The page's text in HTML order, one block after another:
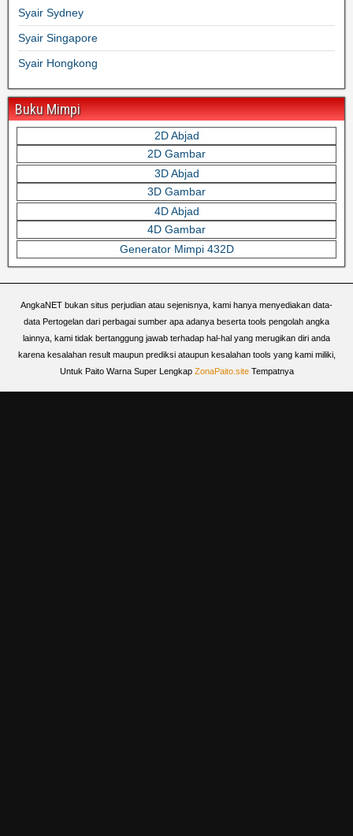
Syair Sydney
Syair Singapore
Syair Hongkong
Buku Mimpi
2D Abjad
2D Gambar
3D Abjad
3D Gambar
4D Abjad
4D Gambar
Generator Mimpi 432D
AngkaNET bukan situs perjudian atau sejenisnya, kami hanya menyediakan data-
data Pertogelan dari perbagai sumber apa adanya beserta tools pengolah angka
lainnya, kami tidak bertanggung jawab terhadap hal-hal yang merugikan diri anda
karena kesalahan result maupun prediksi ataupun kesalahan tools yang kami miliki,
Untuk Paito Warna Super Lengkap ZonaPaito.siteTempatnya